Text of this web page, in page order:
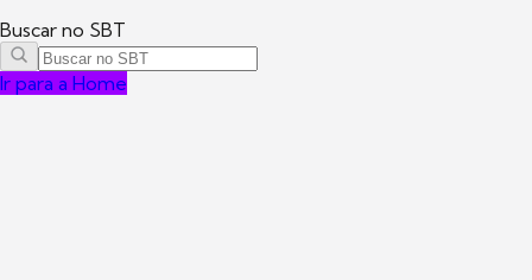
Buscar no SBT
Ir para a Home